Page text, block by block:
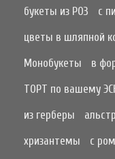
букеты из РОЗ
с
цветы в шляпной
Монобукеты
в
ТОРТ по вашему
из герберы
хризантемы
с